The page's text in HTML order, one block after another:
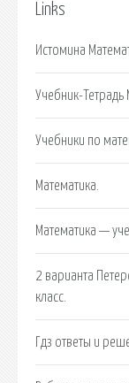
Links
Истомина
Учебник-
Учебники по
Математика.
Математика —
2 варианта
класс.
Гдз ответы и